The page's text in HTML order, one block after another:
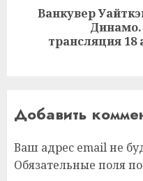
Следующая
запись:
Ванкувер
трансляция 18
Добавить
Ваш адрес email не
Обязательные поля